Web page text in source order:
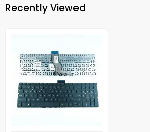
Recently Viewed